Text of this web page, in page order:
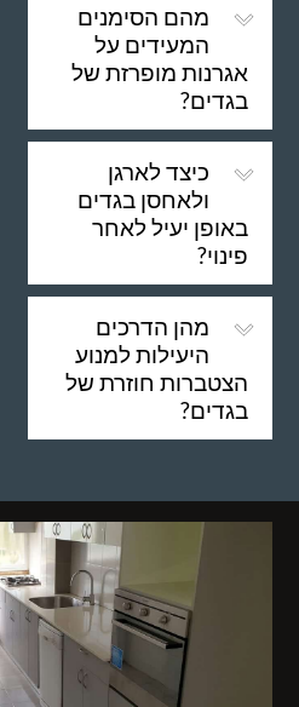
מהם הסימנים
המעידים על
אגרנות מופרזת של
בגדים?
כיצד לארגן
ולאחסן בגדים
באופן יעיל לאחר
פינוי?
מהן הדרכים
היעילות למנוע
הצטברות חוזרת של
בגדים?